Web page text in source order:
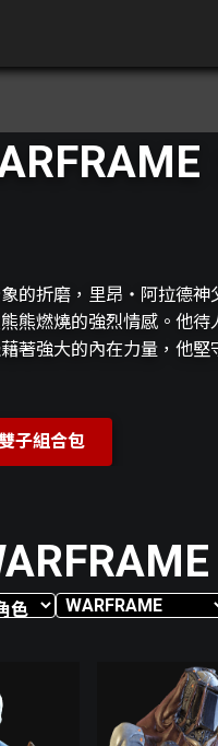
的折磨，里昂・阿拉德神
熊燃燒的強烈情感。他待
著強大的內在力量，他堅
子組合包